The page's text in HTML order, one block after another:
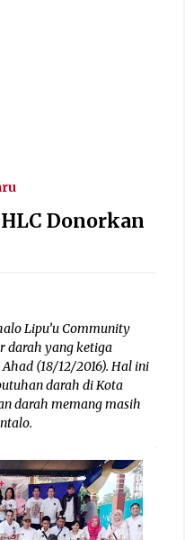
Donorkan
Lipu’u Community
darah yang ketiga
(18/12/2016). Hal ini
darah di Kota
darah memang masih